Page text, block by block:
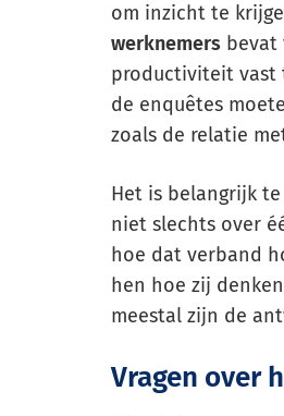
om inzicht te
werknemers bevat
productiviteit vast
de enquêtes
zoals de relatie
Het is belangrijk
niet slechts over
hoe dat verband
hen hoe zij
meestal zijn de
Vragen over